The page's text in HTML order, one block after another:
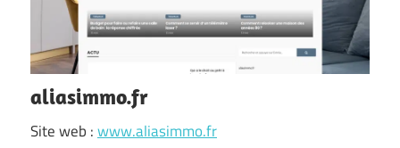
aliasimmo.fr
Site web :www.aliasimmo.fr